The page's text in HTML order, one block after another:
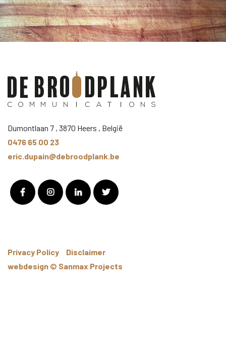
Dumontlaan 7 , 3870 Heers , België
0476 65 00 23
eric.dupain@debroodplank.be
FacebookInstagramLinkedInTwitter
Privacy Policy
Disclaimer
webdesign © Sanmax Projects